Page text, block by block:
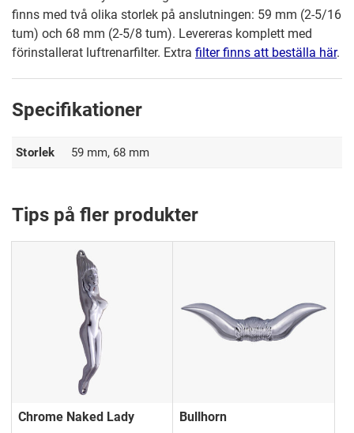
finns med två olika storlek på anslutningen: 59 mm (2-5/16
tum) och 68 mm (2-5/8 tum). Levereras komplett med
förinstallerat luftrenarfilter. Extra filter finns att beställa här.
Specifikationer
Storlek 59 mm, 68 mm
Tips på fler produkter
Chrome Naked Lady
Bullhorn